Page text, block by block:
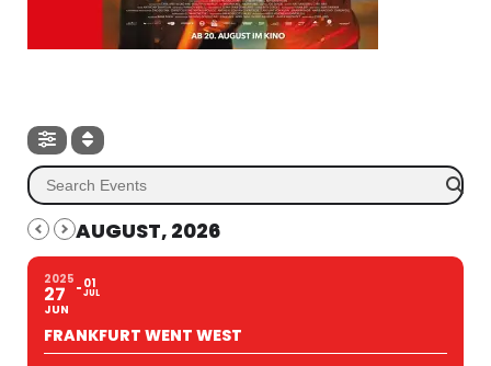
AUGUST, 2026
2025
27
JUN
01
JUL
FRANKFURT WENT WEST